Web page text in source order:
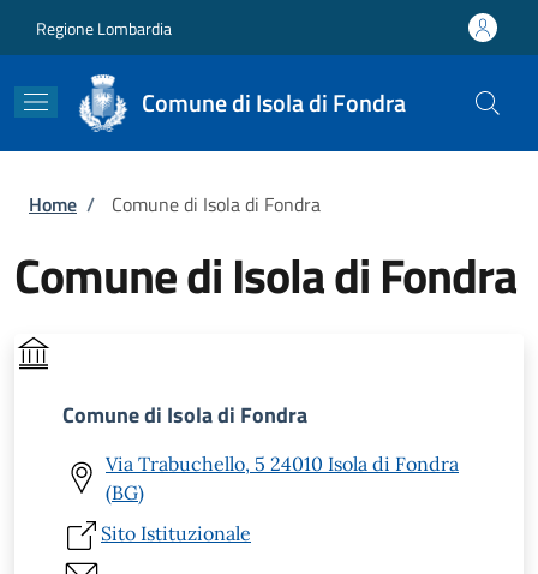
Regione Lombardia
Comune di Isola di Fondra
Briciole di pane
Home / Comune di Isola di Fondra
Comune di Isola di Fondra
Comune di Isola di Fondra
Via Trabuchello, 5 24010 Isola di Fondra
(BG)
Sito Istituzionale